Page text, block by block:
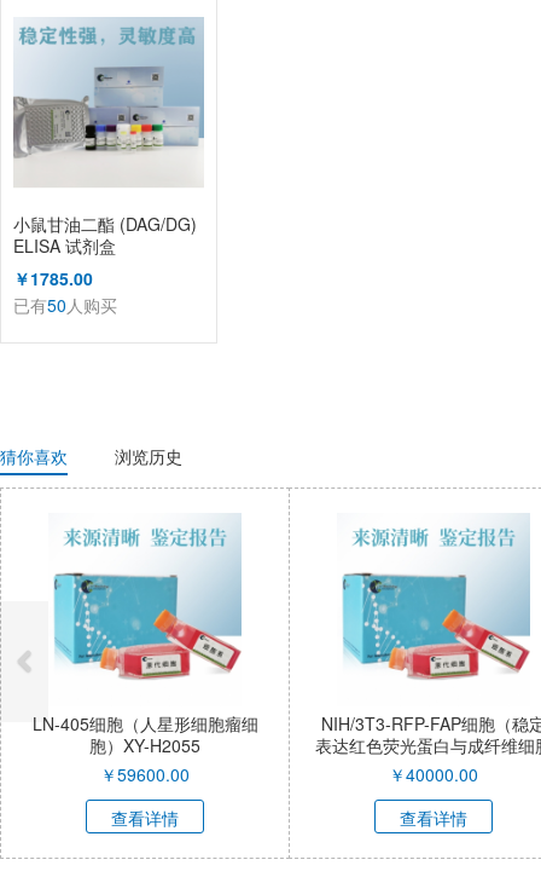
小鼠甘油二酯 (DAG/DG)
ELISA 试剂盒
￥1785.00
已有50人购买
猜你喜欢 浏览历史
405细胞（人星形细胞瘤细
胞）XY-H2055
59600.00
查看详情
NIH/3T3-RFP-FAP细胞（稳定
表达红色荧光蛋白与成纤维细胞
激活蛋白α小鼠胚胎成纤维细
胞）XY-M053R-SL
40000.00
查看详情